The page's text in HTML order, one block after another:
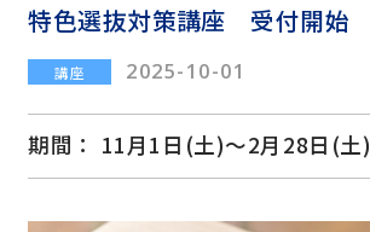
理念
スクールのご案内
特色選抜対策講座 受付開始
講座 2025-10-01
期間： 11月1日(土)〜2月28日(土)